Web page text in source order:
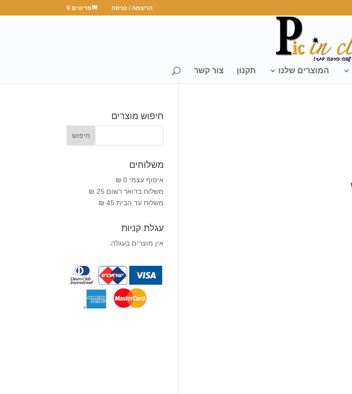
הרשמה / כניסה פריטים 0
המוצרים שלנו תקנון צור קשר
חיפוש מוצרים
משלוחים
איסוף עצמי 0 ₪
משלוח בדואר רשום 25 ₪
משלוח עד הבית 45 ₪
עגלת קניות
אין מוצרים בעגלה.